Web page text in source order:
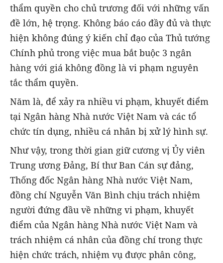
thẩm quyền cho chủ trương đối với những vấn
đề lớn, hệ trọng. Không báo cáo đầy đủ và thực
hiện không đúng ý kiến chỉ đạo của Thủ tướng
Chính phủ trong việc mua bắt buộc 3 ngân
hàng với giá không đồng là vi phạm nguyên
tắc thẩm quyền.
Năm là, để xảy ra nhiều vi phạm, khuyết điểm
tại Ngân hàng Nhà nước Việt Nam và các tổ
chức tín dụng, nhiều cá nhân bị xử lý hình sự.
Như vậy, trong thời gian giữ cương vị Ủy viên
Trung ương Đảng, Bí thư Ban Cán sự đảng,
Thống đốc Ngân hàng Nhà nước Việt Nam,
đồng chí Nguyễn Văn Bình chịu trách nhiệm
người đứng đầu về những vi phạm, khuyết
điểm của Ngân hàng Nhà nước Việt Nam và
trách nhiệm cá nhân của đồng chí trong thực
hiện chức trách, nhiệm vụ được phân công,